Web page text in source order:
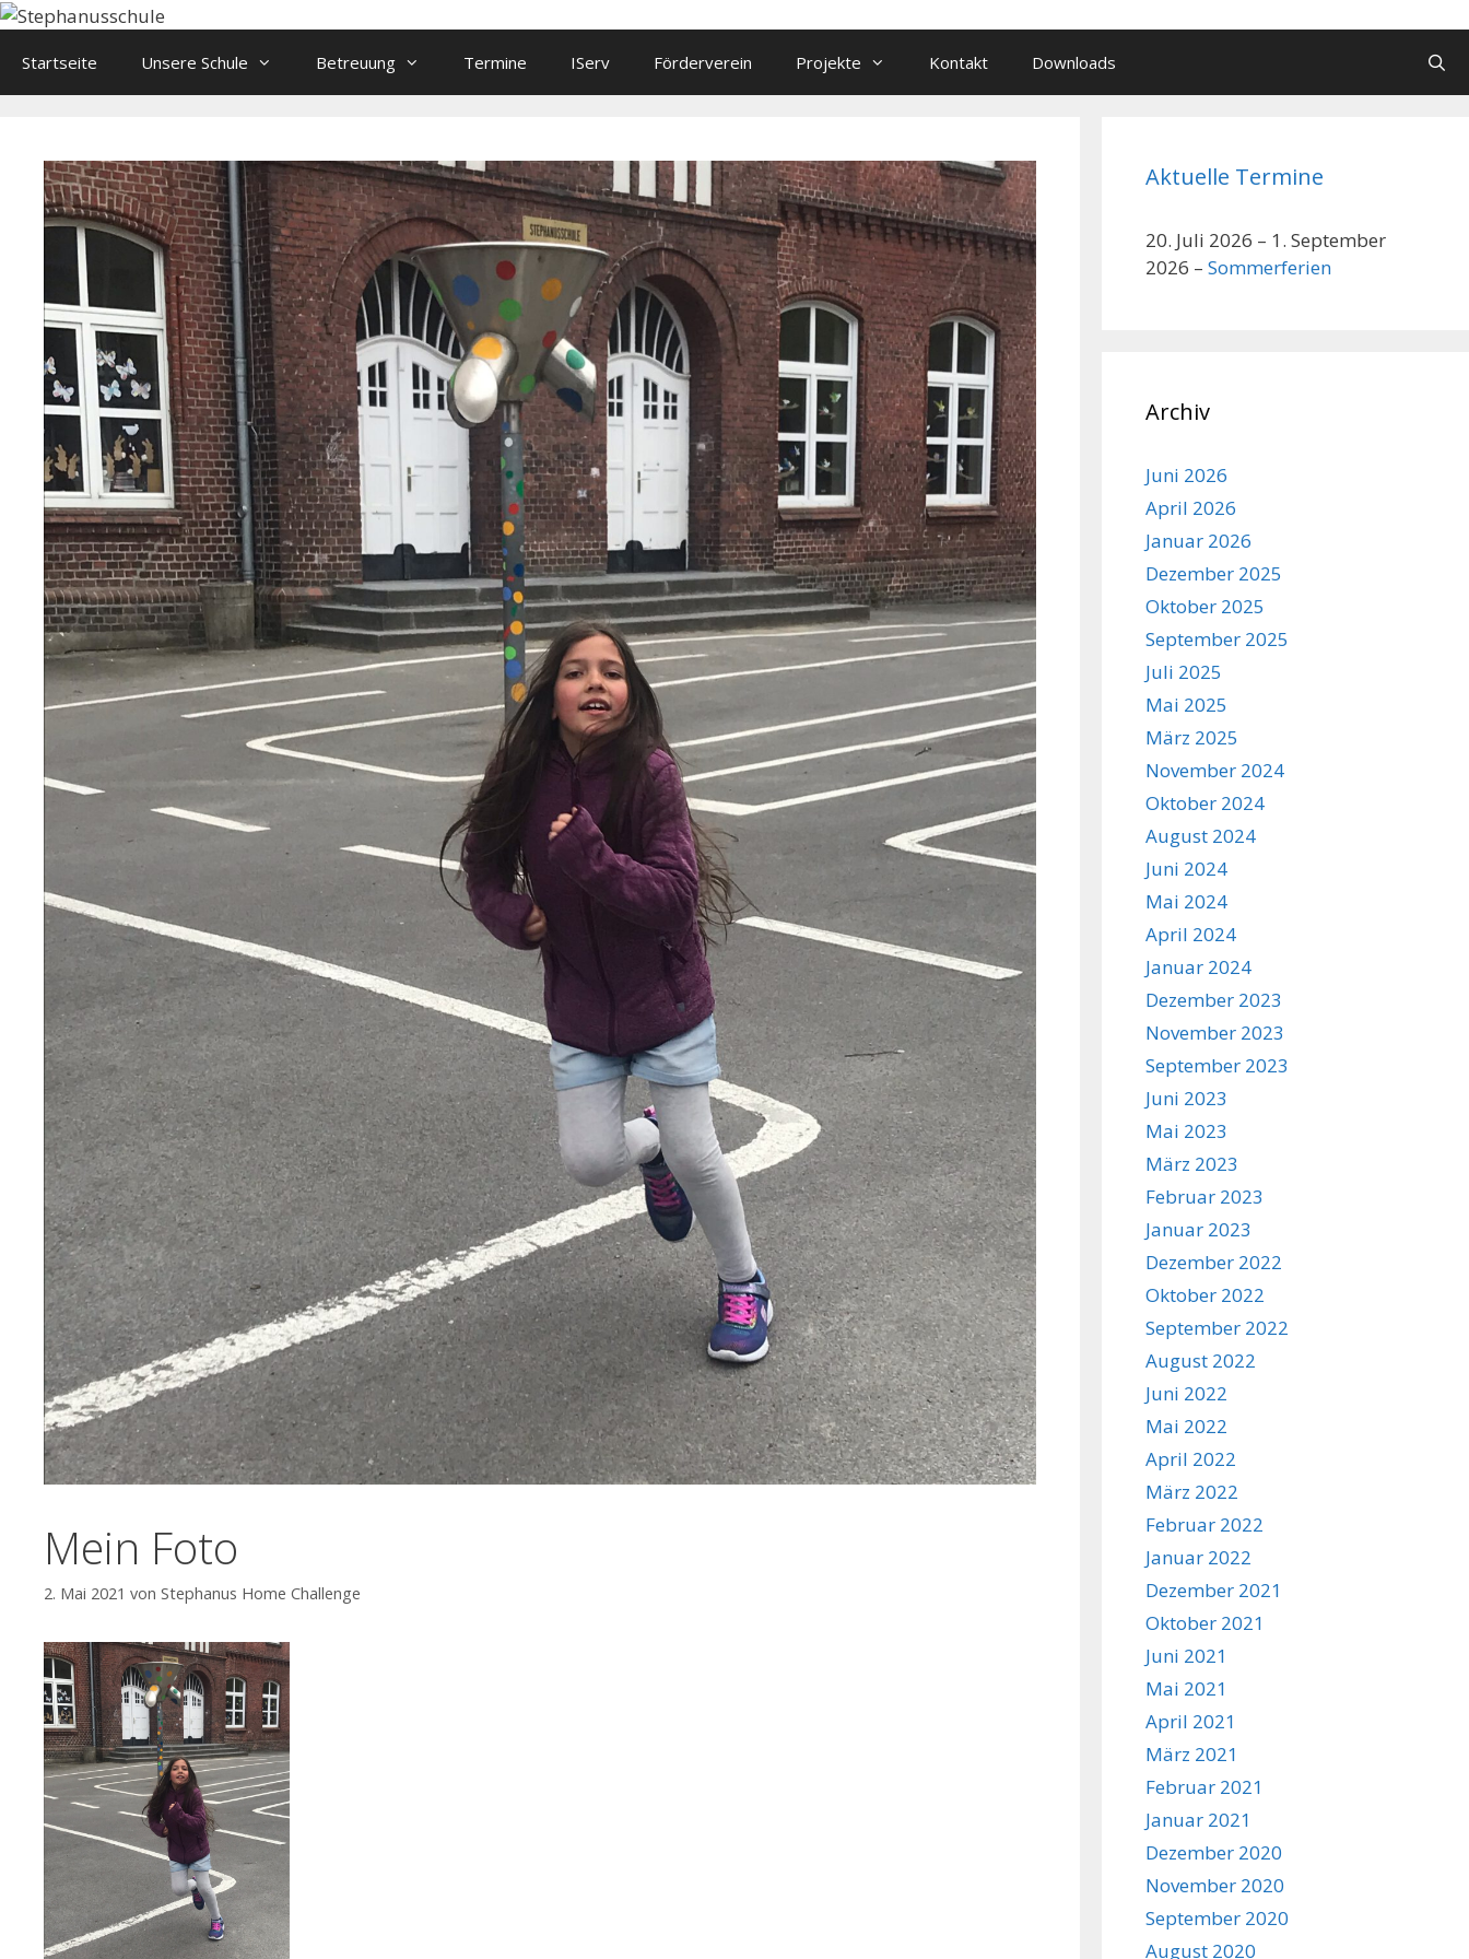
Springe
InhaltStartseite Unsere Schule Betreuung Termine IServ Förderverein Projekte Kontakt Downloads
Mein Foto
2. Mai 2021 von Stephanus Home Challenge
Aktuelle Termine
20. Juli 2026 – 1. September
2026 – Sommerferien
Archiv
Juni 2026
April 2026
Januar 2026
Dezember 2025
Oktober 2025
September 2025
Juli 2025
Mai 2025
März 2025
November 2024
Oktober 2024
August 2024
Juni 2024
Mai 2024
April 2024
Januar 2024
Dezember 2023
November 2023
September 2023
Juni 2023
Mai 2023
März 2023
Februar 2023
Januar 2023
Dezember 2022
Oktober 2022
September 2022
August 2022
Juni 2022
Mai 2022
April 2022
März 2022
Februar 2022
Januar 2022
Dezember 2021
Oktober 2021
Juni 2021
Mai 2021
April 2021
März 2021
Februar 2021
Januar 2021
Dezember 2020
November 2020
September 2020
August 2020